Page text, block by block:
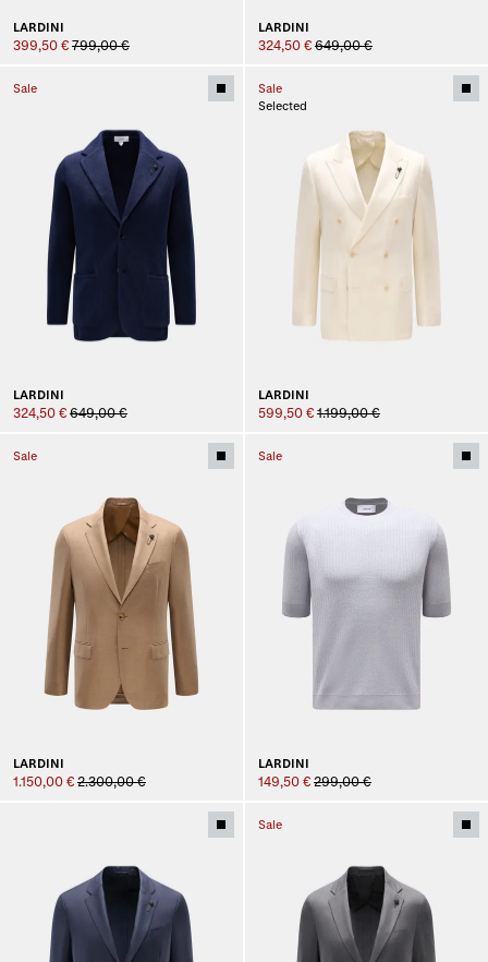
LARDINI
399,50 € 799,00 €
LARDINI
324,50 € 649,00 €
Sale
LARDINI
324,50 € 649,00 €
Sale
Selected
LARDINI
599,50 € 1.199,00 €
Sale
LARDINI
1.150,00 € 2.300,00 €
Sale
LARDINI
149,50 € 299,00 €
Sale